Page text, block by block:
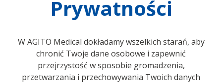
Prywatności
W AGITO Medical dokładamy wszelkich starań, aby
chronić Twoje dane osobowe i zapewnić
przejrzystość w sposobie gromadzenia,
przetwarzania i przechowywania Twoich danych